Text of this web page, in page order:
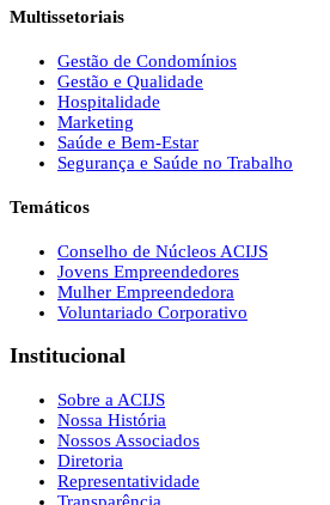
Multissetoriais
Gestão de Condomínios
Gestão e Qualidade
Hospitalidade
Marketing
Saúde e Bem-Estar
Segurança e Saúde no Trabalho
Temáticos
Conselho de Núcleos ACIJS
Jovens Empreendedores
Mulher Empreendedora
Voluntariado Corporativo
Institucional
Sobre a ACIJS
Nossa História
Nossos Associados
Diretoria
Representatividade
Transparência